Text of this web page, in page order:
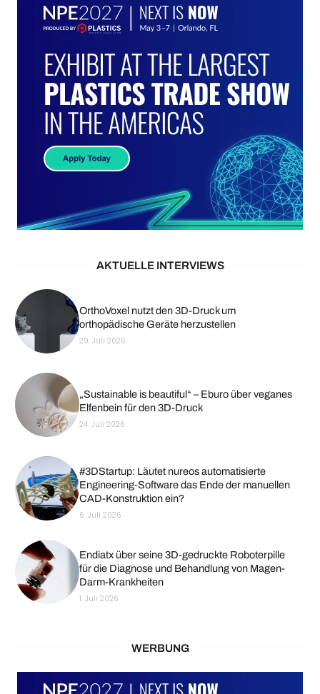
AKTUELLE INTERVIEWS
OrthoVoxel nutzt den 3D-Druck um
orthopädische Geräte herzustellen
29. Juli 2026
„Sustainable is beautiful“ – Eburo über veganes
Elfenbein für den 3D-Druck
24. Juli 2026
#3DStartup: Läutet nureos automatisierte
Engineering-Software das Ende der manuellen
CAD-Konstruktion ein?
6. Juli 2026
Endiatx über seine 3D-gedruckte Roboterpille
für die Diagnose und Behandlung von Magen-
Darm-Krankheiten
1. Juli 2026
WERBUNG